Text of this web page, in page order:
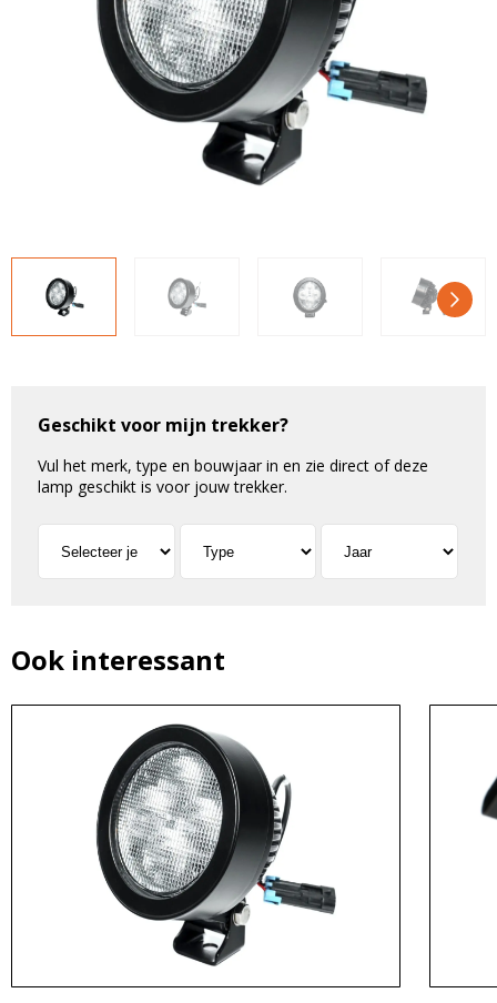
LED voordeelpakketten
Overige producten
Klantenservice
+31611204496
LED voordeelpakketten
Overige producten
Geschikt voor mijn trekker?
Vul het merk, type en bouwjaar in en zie direct of deze
lamp geschikt is voor jouw trekker.
Ook interessant